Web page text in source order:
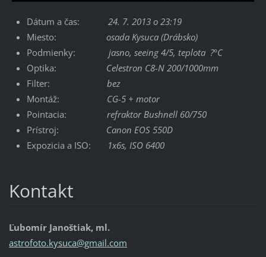
Dátum a čas: 24. 7. 2013 o 23:19
Miesto: osada Kysuca (Drábsko)
Podmienky:
jasno, seeing 4/5, teplota ?°C
Optika: Celestron C8-N 200/1000mm
Filter: bez
Montáž: CG-5 + motor
Pointacia: refraktor Bushnell 60/750
Prístroj: Canon EOS 550D
Expozicia a ISO:
1x6s, ISO 6400
Kontakt
Ľubomír Janoštiak, ml.
astrofoto.kysuca@gmail.com